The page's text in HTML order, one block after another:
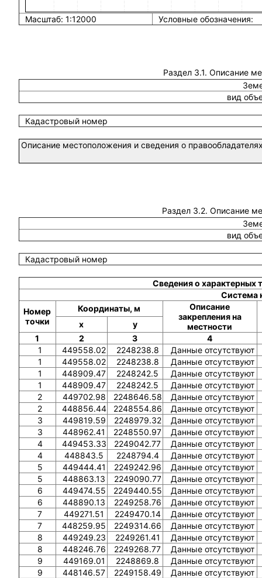
Масштаб: 1:12000 Условные обозначения:
Раздел 3.1. Описание
вид
Кадастровый номер
Описание местоположения и сведения о
Раздел 3.2. Описание
вид
Кадастровый номер
Сведения о характерных
Система
Номер
точки
Координаты, м
Описание
закрепления на
местности
x
y
1
2 3
4
1
449558.02 2248238.8
Данные отсутствуют
1
449558.02 2248238.8
Данные отсутствуют
1
448909.47 2248242.5
Данные отсутствуют
1
448909.47 2248242.5
Данные отсутствуют
2
449702.98 2248646.58
Данные отсутствуют
2
448856.44 2248554.86
Данные отсутствуют
3
449819.59 2248979.32
Данные отсутствуют
3
448962.41 2248550.97
Данные отсутствуют
4
449453.33 2249042.77
Данные отсутствуют
4
448843.5 2248794.4
Данные отсутствуют
5
449444.41 2249242.96
Данные отсутствуют
5
448863.13 2249090.77
Данные отсутствуют
6
449474.55 2249440.55
Данные отсутствуют
6
448890.13 2249258.76
Данные отсутствуют
7
449271.51 2249470.14
Данные отсутствуют
7
448259.95 2249314.66
Данные отсутствуют
8
449249.23 2249261.41
Данные отсутствуют
8
448246.76 2249268.77
Данные отсутствуют
9
449169.01 2248869.8
Данные отсутствуют
9
448146.57 2249158.49
Данные отсутствуют